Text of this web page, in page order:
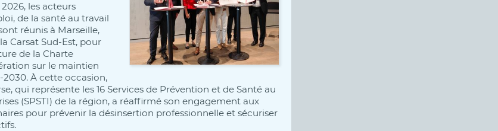
les acteurs
de la santé au travail
réunis à Marseille,
Carsat Sud-Est, pour
de la Charte
sur le maintien
2030. À cette occasion,
qui représente les 16 Services de Prévention et de Santé au
(SPSTI) de la région, a réaffirmé son engagement aux
pour prévenir la désinsertion professionnelle et sécuriser